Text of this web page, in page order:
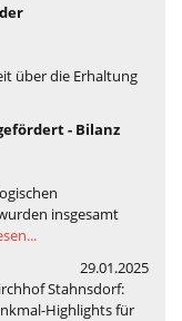
über die Erhaltung
- Bilanz
insgesamt
29.01.2025
Stahnsdorf:
Highlights für